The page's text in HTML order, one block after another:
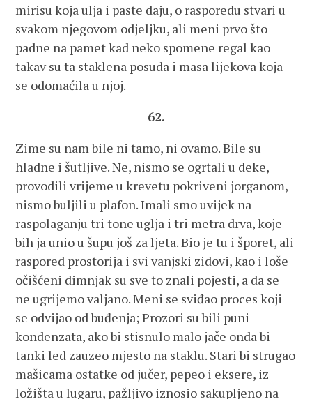
mirisu koja ulja i paste daju, o rasporedu stvari u
svakom njegovom odjeljku, ali meni prvo što
padne na pamet kad neko spomene regal kao
takav su ta staklena posuda i masa lijekova koja
se odomaćila u njoj.
62.
Zime su nam bile ni tamo, ni ovamo. Bile su
hladne i šutljive. Ne, nismo se ogrtali u deke,
provodili vrijeme u krevetu pokriveni jorganom,
nismo buljili u plafon. Imali smo uvijek na
raspolaganju tri tone uglja i tri metra drva, koje
bih ja unio u šupu još za ljeta. Bio je tu i šporet, ali
raspored prostorija i svi vanjski zidovi, kao i loše
očišćeni dimnjak su sve to znali pojesti, a da se
ne ugrijemo valjano. Meni se sviđao proces koji
se odvijao od buđenja; Prozori su bili puni
kondenzata, ako bi stisnulo malo jače onda bi
tanki led zauzeo mjesto na staklu. Stari bi strugao
mašicama ostatke od jučer, pepeo i eksere, iz
ložišta u lugaru, pažljivo iznosio sakupljeno na